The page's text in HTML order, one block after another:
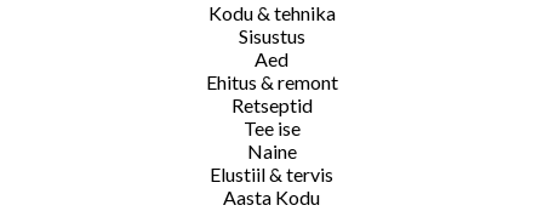
Kodu & tehnika
Sisustus
Aed
Ehitus & remont
Retseptid
Tee ise
Naine
Elustiil & tervis
Aasta Kodu